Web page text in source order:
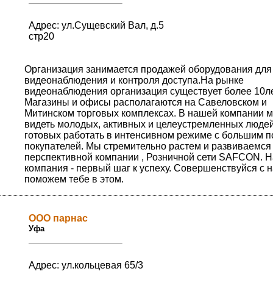
Адрес: ул.Сущевский Вал, д.5
стр20
Организация занимается продажей оборудования
видеонаблюдения и контроля доступа.На рынке
видеонаблюдения организация существует более
Магазины и офисы располагаются на Савеловском и
Митинском торговых комплексах. В нашей компании
видеть молодых, активных и целеустремленных
готовых работать в интенсивном режиме с большим
покупателей. Мы стремительно растем и развиваемся
перспективной компании , Розничной сети SAFCON.
компания - первый шаг к успеху. Совершенствуйся с
поможем тебе в этом.
ООО парнас
Уфа
Адрес: ул.кольцевая 65/3